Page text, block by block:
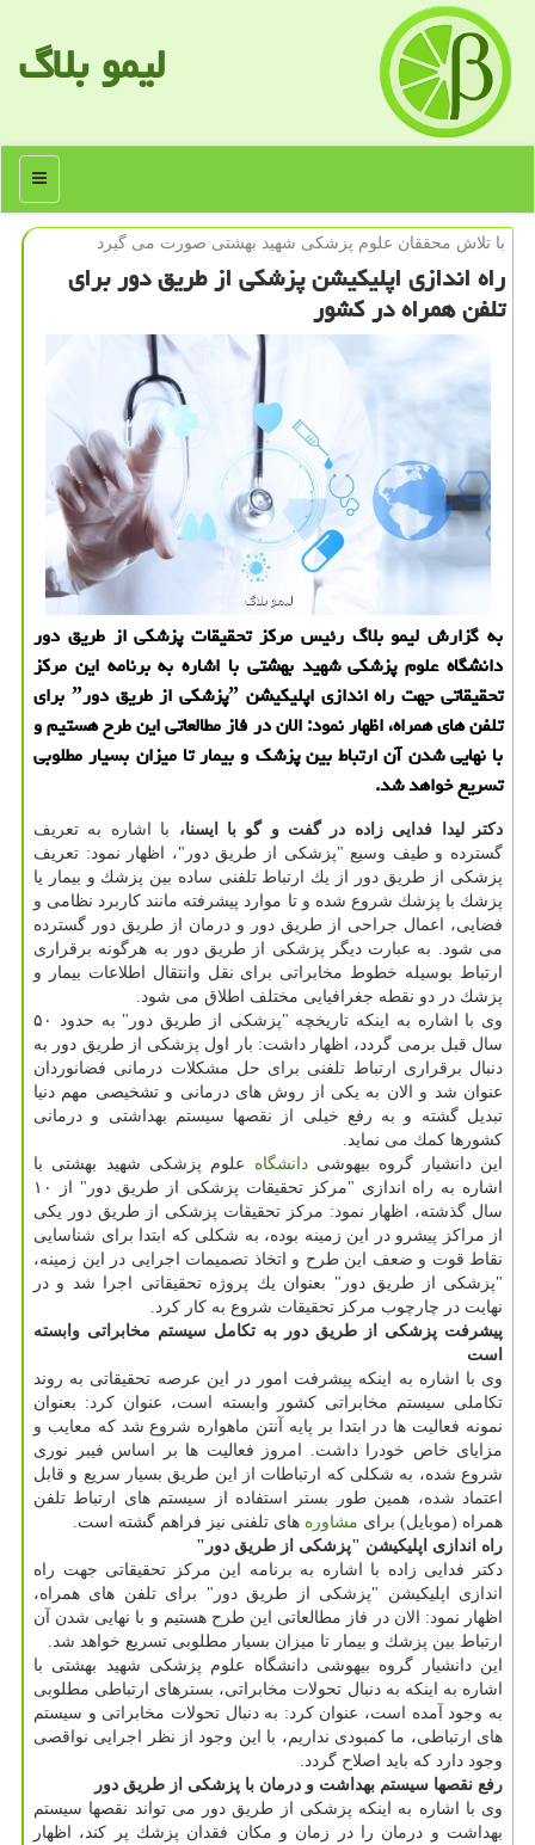
لیمو بلاگ
منو
با تلاش محققان علوم پزشكی شهید بهشتی صورت می گیرد
راه اندازی اپلیكیشن پزشكی از طریق دور برای
تلفن همراه در كشور
به گزارش لیمو بلاگ رئیس مركز تحقیقات پزشكی از طریق دور
دانشگاه علوم پزشكی شهید بهشتی با اشاره به برنامه این مركز
تحقیقاتی جهت راه اندازی اپلیكیشن ˮپزشكی از طریق دورˮ برای
تلفن های همراه، اظهار نمود: الان در فاز مطالعاتی این طرح هستیم و
با نهایی شدن آن ارتباط بین پزشك و بیمار تا میزان بسیار مطلوبی
تسریع خواهد شد.
دكتر لیدا فدایی زاده در گفت و گو با ایسنا، با اشاره به تعریف
گسترده و طیف وسیع "پزشكی از طریق دور"، اظهار نمود: تعریف
پزشكی از طریق دور از یك ارتباط تلفنی ساده بین پزشك و بیمار یا
پزشك با پزشك شروع شده و تا موارد پیشرفته مانند كاربرد نظامی و
فضایی، اعمال جراحی از طریق دور و درمان از طریق دور گسترده
می شود. به عبارت دیگر پزشكی از طریق دور به هرگونه برقراری
ارتباط بوسیله خطوط مخابراتی برای نقل وانتقال اطلاعات بیمار و
پزشك در دو نقطه جغرافیایی مختلف اطلاق می شود.
وی با اشاره به اینكه تاریخچه "پزشكی از طریق دور" به حدود ۵۰
سال قبل برمی گردد، اظهار داشت: بار اول پزشكی از طریق دور به
دنبال برقراری ارتباط تلفنی برای حل مشكلات درمانی فضانوردان
عنوان شد و الان به یكی از روش های درمانی و تشخیصی مهم دنیا
تبدیل گشته و به رفع خیلی از نقصها سیستم بهداشتی و درمانی
كشورها كمك می نماید.
این دانشیار گروه بیهوشیدانشگاه علوم پزشكی شهید بهشتی با
اشاره به راه اندازی "مركز تحقیقات پزشكی از طریق دور" از ۱۰
سال گذشته، اظهار نمود: مركز تحقیقات پزشكی از طریق دور یكی
از مراكز پیشرو در این زمینه بوده، به شكلی كه ابتدا برای شناسایی
نقاط قوت و ضعف این طرح و اتخاذ تصمیمات اجرایی در این زمینه،
"پزشكی از طریق دور" بعنوان یك پروژه تحقیقاتی اجرا شد و در
نهایت در چارچوب مركز تحقیقات شروع به كار كرد.
پیشرفت پزشكی از طریق دور به تكامل سیستم مخابراتی وابسته
است
وی با اشاره به اینكه پیشرفت امور در این عرصه تحقیقاتی به روند
تكاملی سیستم مخابراتی كشور وابسته است، عنوان كرد: بعنوان
نمونه فعالیت ها در ابتدا بر پایه آنتن ماهواره شروع شد كه معایب و
مزایای خاص خودرا داشت. امروز فعالیت ها بر اساس فیبر نوری
شروع شده، به شكلی كه ارتباطات از این طریق بسیار سریع و قابل
اعتماد شده، همین طور بستر استفاده از سیستم های ارتباط تلفن
همراه (موبایل) برای مشاوره های تلفنی نیز فراهم گشته است.
راه اندازی اپلیكیشن "پزشكی از طریق دور"
دكتر فدایی زاده با اشاره به برنامه این مركز تحقیقاتی جهت راه
اندازی اپلیكیشن "پزشكی از طریق دور" برای تلفن های همراه،
اظهار نمود: الان در فاز مطالعاتی این طرح هستیم و با نهایی شدن آن
ارتباط بین پزشك و بیمار تا میزان بسیار مطلوبی تسریع خواهد شد.
این دانشیار گروه بیهوشی دانشگاه علوم پزشكی شهید بهشتی با
اشاره به اینكه به دنبال تحولات مخابراتی، بسترهای ارتباطی مطلوبی
به وجود آمده است، عنوان كرد: به دنبال تحولات مخابراتی و سیستم
های ارتباطی، ما كمبودی نداریم، با این وجود از نظر اجرایی نواقصی
وجود دارد كه باید اصلاح گردد.
رفع نقصها سیستم بهداشت و درمان با پزشكی از طریق دور
وی با اشاره به اینكه پزشكی از طریق دور می تواند نقصها سیستم
بهداشت و درمان را در زمان و مكان فقدان پزشك پر كند، اظهار